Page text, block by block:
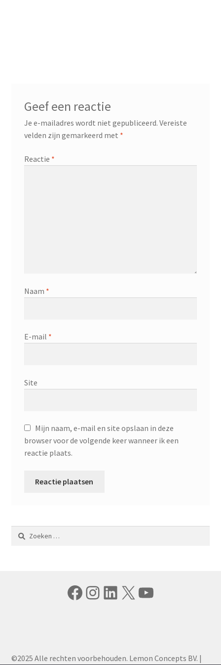
Geef een reactie
Je e-mailadres wordt niet gepubliceerd. Vereiste
velden zijn gemarkeerd met *
Reactie *
Naam *
E-mail *
Site
Mijn naam, e-mail en site opslaan in deze
browser voor de volgende keer wanneer ik een
reactie plaats.
Zoeken
naar:
Facebook
Instagram
LinkedIn
X YouTube
©2025 Alle rechten voorbehouden. Lemon Concepts BV. |